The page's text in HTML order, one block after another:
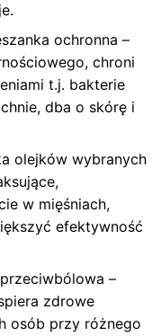
ochronna –
chroni
t.j. bakterie
dba o skórę i
olejków wybranych
w mięśniach,
efektywność
–
zdrowe
osób przy różnego